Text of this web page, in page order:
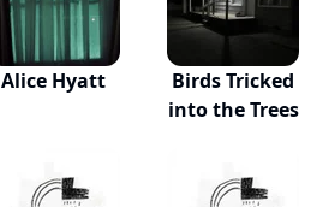
Alice Hyatt
Birds Tricked
into the Trees